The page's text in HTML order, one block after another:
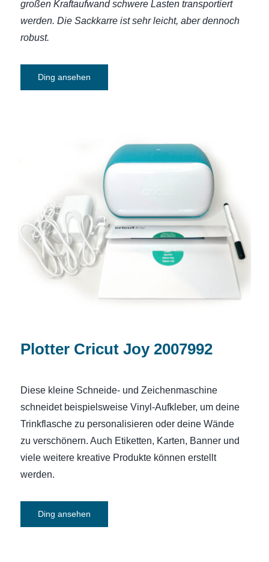
großen Kraftaufwand schwere Lasten transportiert
werden. Die Sackkarre ist sehr leicht, aber dennoch
robust.
Ding ansehen
Plotter Cricut Joy 2007992
Plotter Cricut Joy 2007992
Diese kleine Schneide- und Zeichenmaschine
schneidet beispielsweise Vinyl-Aufkleber, um deine
Trinkflasche zu personalisieren oder deine Wände
zu verschönern. Auch Etiketten, Karten, Banner und
viele weitere kreative Produkte können erstellt
werden.
Ding ansehen